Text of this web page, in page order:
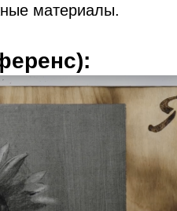
материалы.